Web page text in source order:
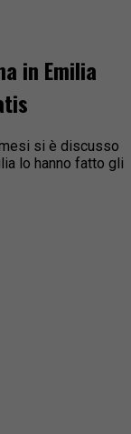
in Emilia
si è discusso
lo hanno fatto gli